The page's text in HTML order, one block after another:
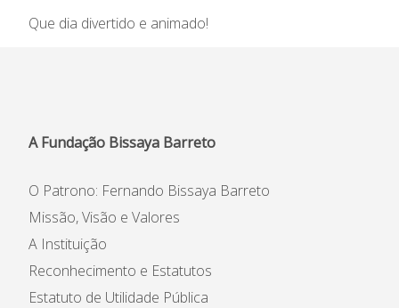
Que dia divertido e animado!
A Fundação Bissaya Barreto
O Patrono: Fernando Bissaya Barreto
Missão, Visão e Valores
A Instituição
Reconhecimento e Estatutos
Estatuto de Utilidade Pública